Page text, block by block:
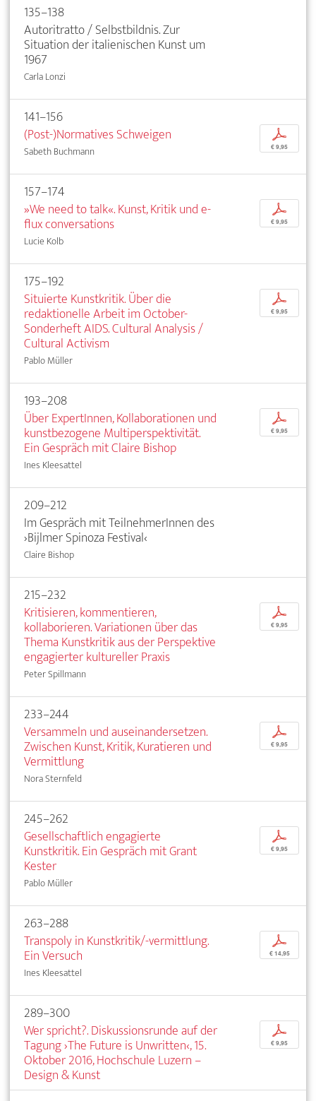
135–138
Autoritratto / Selbstbildnis. Zur
Situation der italienischen Kunst um
1967
Carla Lonzi
141–156
(Post-)Normatives Schweigen
Sabeth Buchmann
p
€ 9,95
157–174
»We need to talk«. Kunst, Kritik und e-
flux conversations
Lucie Kolb
p
€ 9,95
175–192
Situierte Kunstkritik. Über die
redaktionelle Arbeit im October-
Sonderheft AIDS. Cultural Analysis /
Cultural Activism
Pablo Müller
p
€ 9,95
193–208
Über ExpertInnen, Kollaborationen und
kunstbezogene Multiperspektivität.
Ein Gespräch mit Claire Bishop
Ines Kleesattel
p
€ 9,95
209–212
Im Gespräch mit TeilnehmerInnen des
›Bijlmer Spinoza Festival‹
Claire Bishop
215–232
Kritisieren, kommentieren,
kollaborieren. Variationen über das
Thema Kunstkritik aus der Perspektive
engagierter kultureller Praxis
Peter Spillmann
p
€ 9,95
233–244
Versammeln und auseinandersetzen.
Zwischen Kunst, Kritik, Kuratieren und
Vermittlung
Nora Sternfeld
p
€ 9,95
245–262
Gesellschaftlich engagierte
Kunstkritik. Ein Gespräch mit Grant
Kester
Pablo Müller
p
€ 9,95
263–288
Transpoly in Kunstkritik/-vermittlung.
Ein Versuch
Ines Kleesattel
p
€ 14,95
289–300
Wer spricht?. Diskussionsrunde auf der
Tagung ›The Future is Unwritten‹, 15.
Oktober 2016, Hochschule Luzern –
Design & Kunst
p
€ 9,95